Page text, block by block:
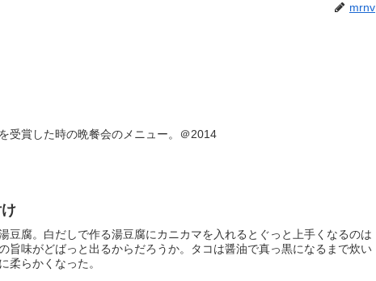
mrnv
受賞した時の晩餐会のメニュー。＠2014
豆腐。白だしで作る湯豆腐にカニカマを入れるとぐっと上手くなるのは
旨味がどばっと出るからだろうか。タコは醤油で真っ黒になるまで炊い
柔らかくなった。